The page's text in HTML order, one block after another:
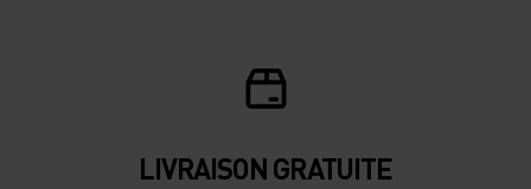
LIVRAISON GRATUITE